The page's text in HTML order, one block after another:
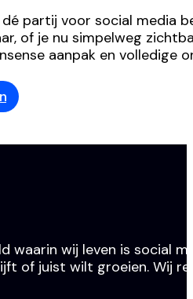
partij voor social media
of je nu simpelweg
aanpak en volledige
waarin wij leven is social
of juist wilt groeien. Wij